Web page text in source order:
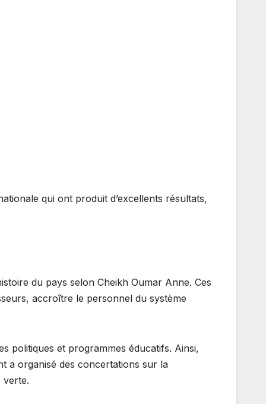
qui ont produit d’excellents résultats,
du pays selon Cheikh Oumar Anne. Ces
accroître le personnel du système
politiques et programmes éducatifs. Ainsi,
a organisé des concertations sur la
verte.